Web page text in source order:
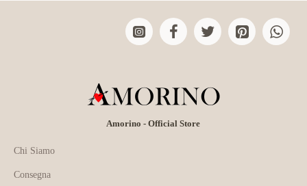
Amorino - Official Store
Chi Siamo
Consegna